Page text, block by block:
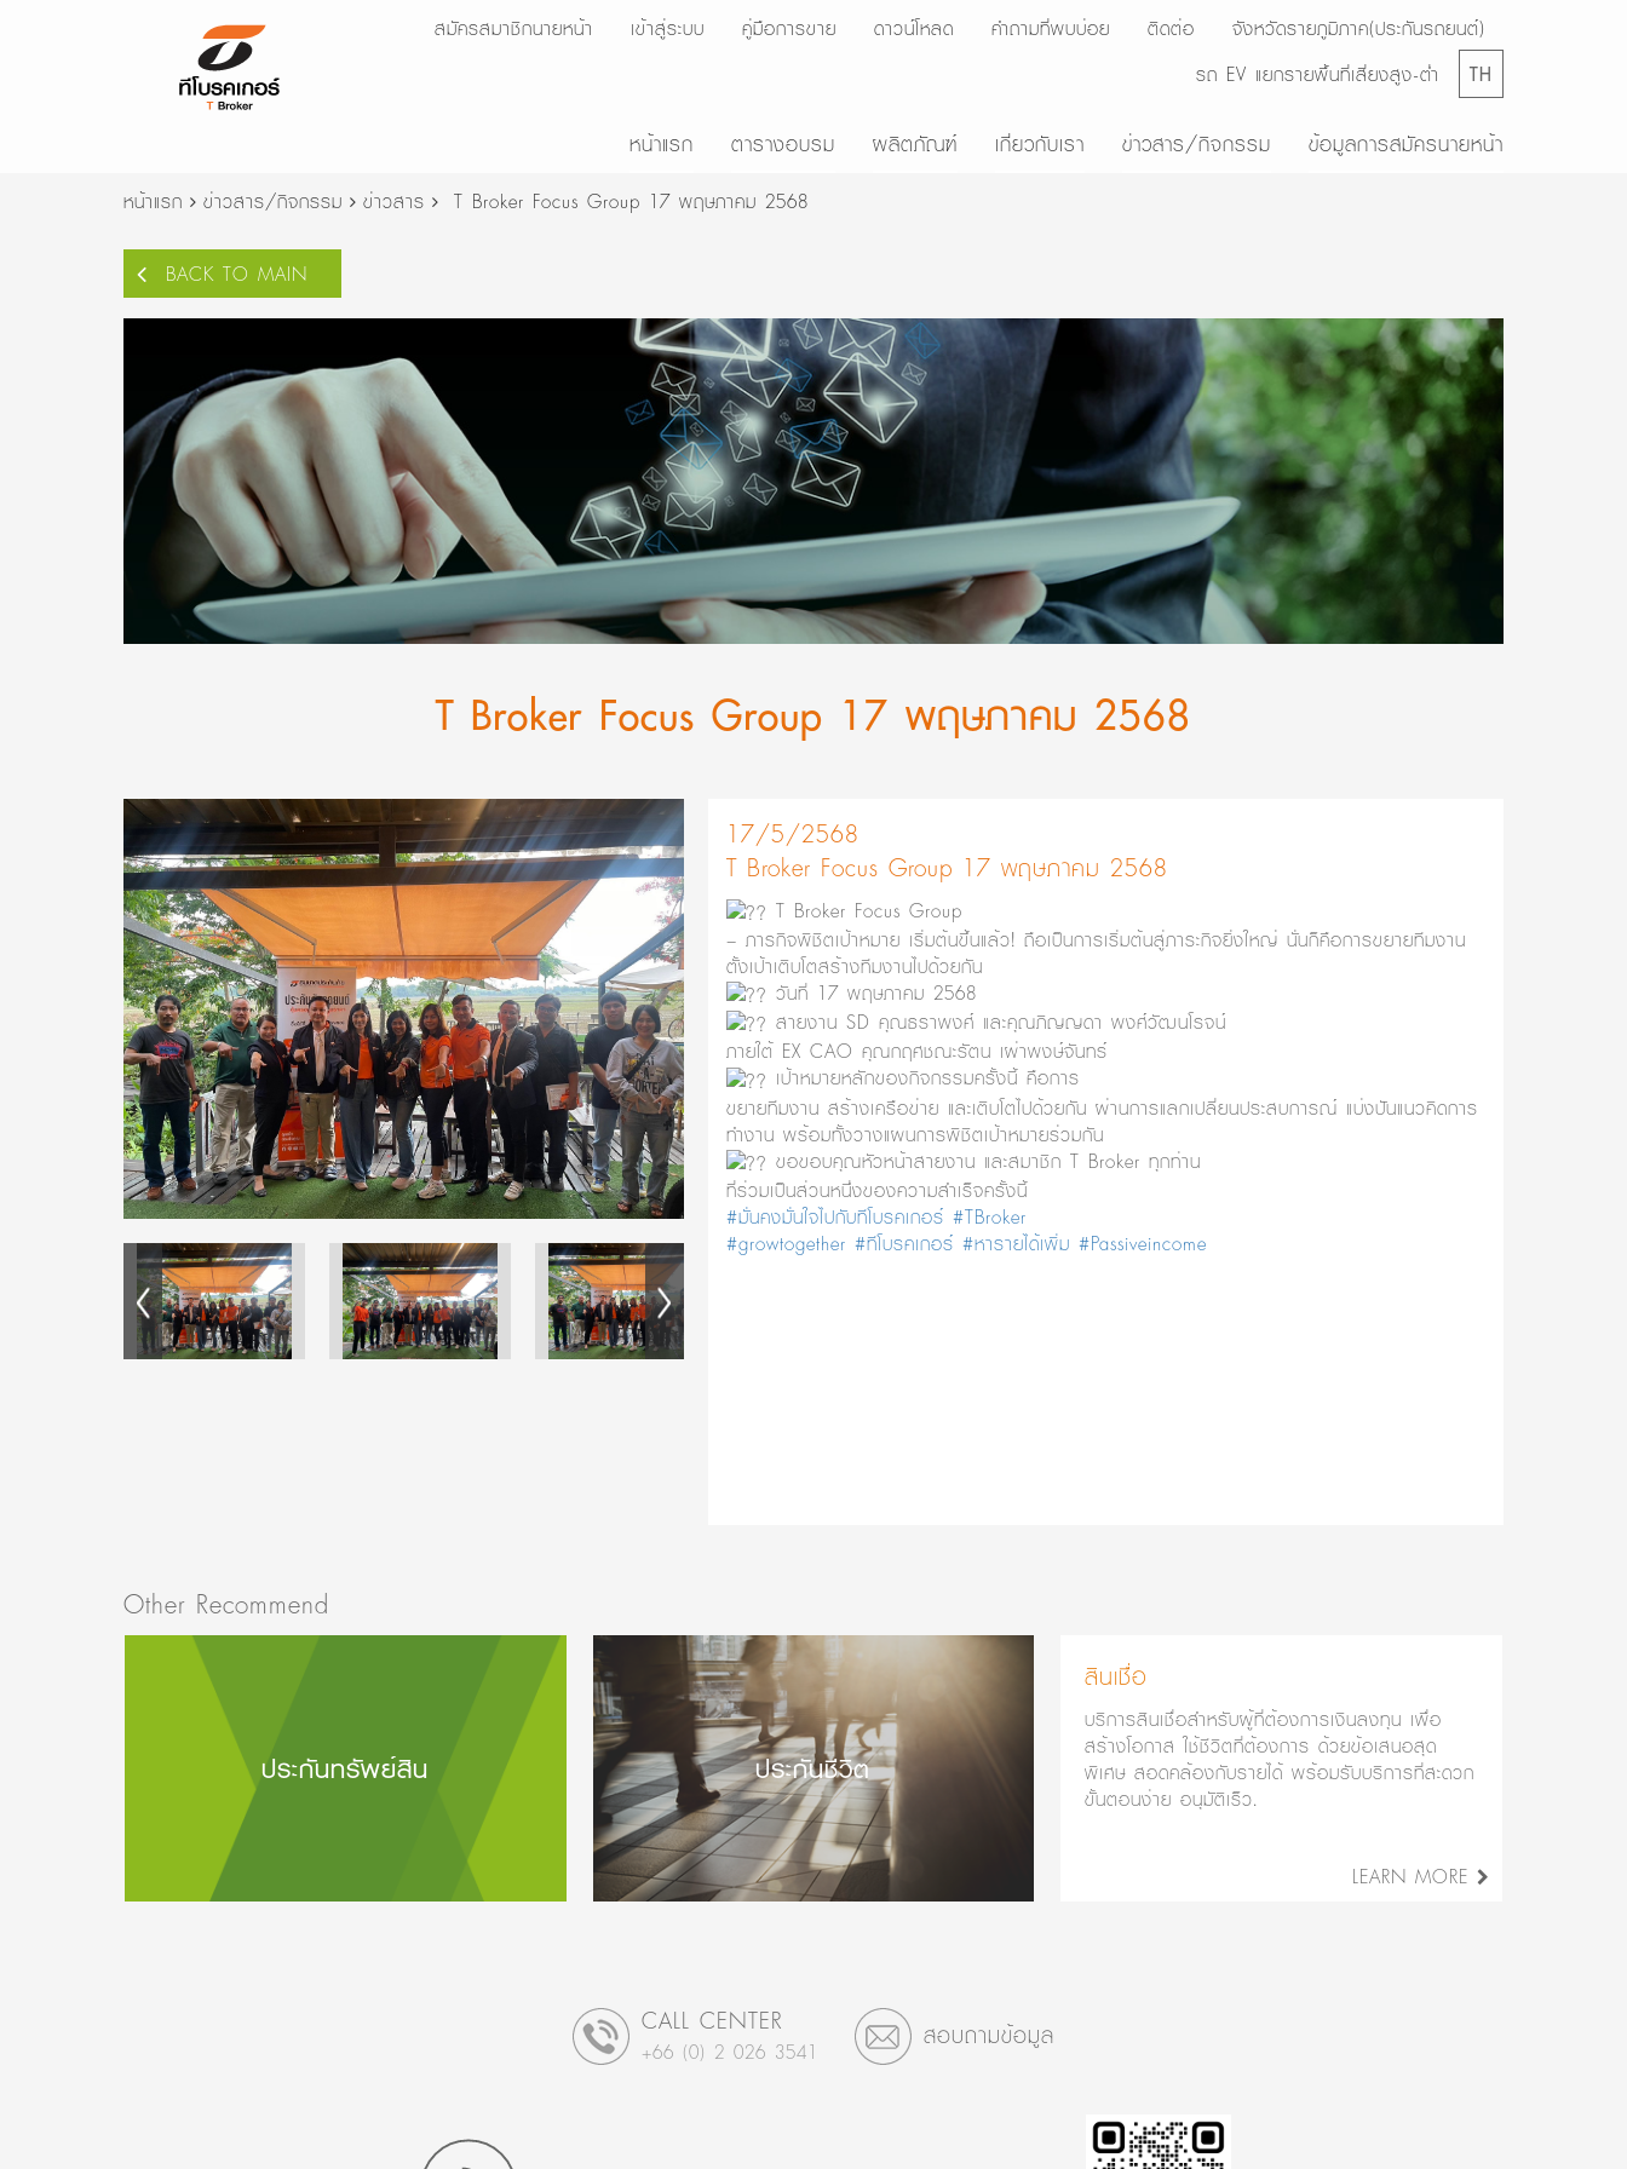
สมัครสมาชิกนายหน้า เข้าสู่ระบบ คู่มือการขาย ดาวน์โหลด คำถามที่พบบ่อย ติดต่อ
จังหวัดรายภูมิภาค(ประกันรถยนต์)
รถ EV แยกรายพื้นที่เสี่ยงสูง-ต่ำ
TH
หน้าแรก ตารางอบรม ผลิตภัณฑ์ เกี่ยวกับเรา ข่าวสาร/กิจกรรม ข้อมูลการสมัครนายหน้า
หน้าแรก ข่าวสาร/กิจกรรม ข่าวสาร T Broker Focus Group 17 พฤษภาคม 2568
BACK TO MAIN
T Broker Focus Group 17 พฤษภาคม 2568
17/5/2568
T Broker Focus Group 17 พฤษภาคม 2568
T Broker Focus Group
– ภารกิจพิชิตเป้าหมาย เริ่มต้นขึ้นแล้ว! ถือเป็นการเริ่มต้นสู่ภาระกิจยิ่งใหญ่ นั่นก็คือการขยายทีมงาน
ตั้งเป้าเติบโตสร้างทีมงานไปด้วยกัน
วันที่ 17 พฤษภาคม 2568
สายงาน SD คุณธราพงศ์ และคุณภิญญดา พงศ์วัฒนโรจน์
ภายใต้ EX CAO คุณกฤศชณะรัตน เผ่าพงษ์จันทร์
เป้าหมายหลักของกิจกรรมครั้งนี้ คือการ
ขยายทีมงาน สร้างเครือข่าย และเติบโตไปด้วยกัน ผ่านการแลกเปลี่ยนประสบการณ์ แบ่งปันแนวคิดการ
ทำงาน พร้อมทั้งวางแผนการพิชิตเป้าหมายร่วมกัน
ขอขอบคุณหัวหน้าสายงาน และสมาชิก T Broker ทุกท่าน
ที่ร่วมเป็นส่วนหนึ่งของความสำเร็จครั้งนี้
#มั่นคงมั่นใจไปกับทีโบรคเกอร์ #TBroker
#growtogether #ทีโบรคเกอร์ #หารายได้เพิ่ม #Passiveincome
Other Recommend
ประกันทรัพย์สิน ประกันชีวิต
สินเชื่อ
บริการสินเชื่อสำหรับผู้ที่ต้องการเงินลงทุน เพื่อ
สร้างโอกาส ใช้ชีวิตที่ต้องการ ด้วยข้อเสนอสุด
พิเศษ สอดคล้องกับรายได้ พร้อมรับบริการที่สะดวก
ขั้นตอนง่าย อนุมัติเร็ว.
LEARN MORE
CALL CENTER
+66 (0) 2 026 3541 สอบถามข้อมูล